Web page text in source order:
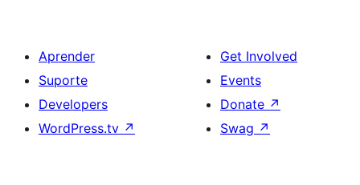
Aprender
Suporte
Developers
WordPress.tv ↗
Get Involved
Events
Donate ↗
Swag ↗